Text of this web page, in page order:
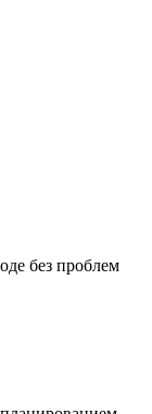
без проблем